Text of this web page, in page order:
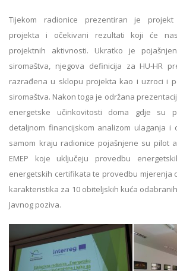
Tijekom radionice prezentiran je projekt
projekta i očekivani rezultati koji će
projektnih aktivnosti. Ukratko je
siromaštva, njegova definicija za HU-HR
razrađena u sklopu projekta kao i uzroci i
siromaštva. Nakon toga je održana
energetske učinkovitosti doma gdje su
detaljnom financijskom analizom ulaganja i
samom kraju radionice pojašnjene su pilot
EMEP koje uključeju provedbu
energetskih certifikata te provedbu mjerenja
karakteristika za 10 obiteljskih kuća
Javnog poziva.